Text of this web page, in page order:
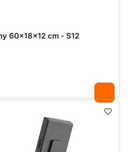
60x18x12 cm - S12